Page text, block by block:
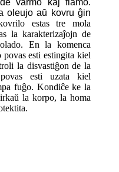
oleujo aŭ kovru ĝin
estas tre mola
la karakterizaĵojn de
En la komenca
esti estingita kiel
la disvastiĝon de la
esti uzata kiel
fuĝo. Kondiĉe ke la
la korpo, la homa